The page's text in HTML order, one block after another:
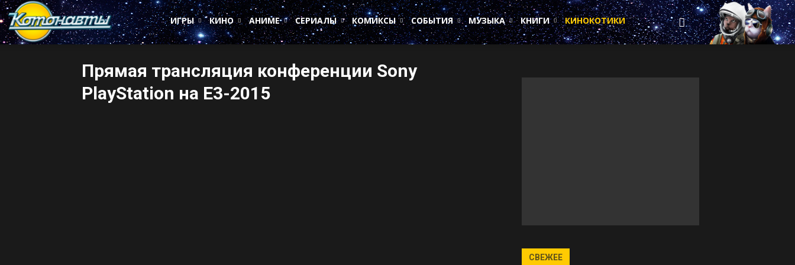
Котонавты
ИГРЫ
КИНО АНИМЕ СЕРИАЛЫ КОМИКСЫ СОБЫТИЯ МУЗЫКА КНИГИ КИНОКОТИКИ
Прямая трансляция конференции Sony
PlayStation на E3-2015
СВЕЖЕЕ